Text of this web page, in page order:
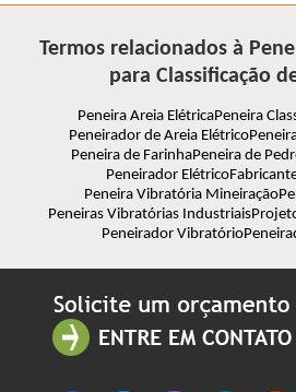
Termos relacionados à
para Classificação
Peneira Areia ElétricaPeneira
Peneirador de Areia Elétrico
Peneira de FarinhaPeneira de
Peneirador Elétrico
Peneira Vibratória Mineiração
Peneiras Vibratórias Industriais
Peneirador Vibratório